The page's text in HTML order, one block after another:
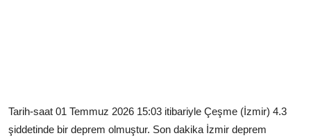
Tarih-saat 01 Temmuz 2026 15:03 itibariyle Çeşme (İzmir) 4.3
şiddetinde bir deprem olmuştur. Son dakika İzmir deprem